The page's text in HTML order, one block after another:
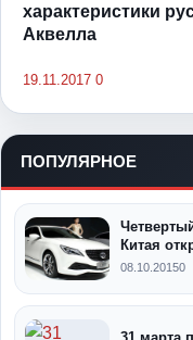
характеристики
Аквелла
19.11.2017 0
ПОПУЛЯРНОЕ
Китая
08.10.20150